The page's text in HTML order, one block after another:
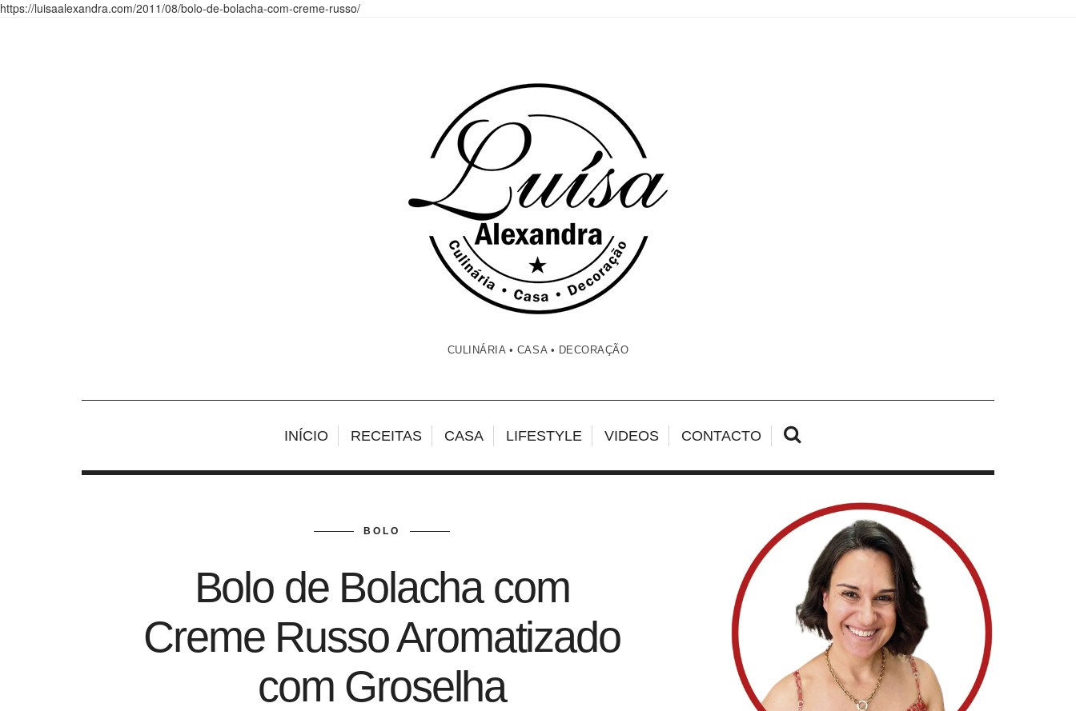
https://luisaalexandra.com/2011/08/bolo-de-bolacha-com-creme-russo/
CULINÁRIA • CASA • DECORAÇÃO
INÍCIO RECEITAS CASA LIFESTYLE VIDEOS CONTACTO
BOLO
Bolo de Bolacha com
Creme Russo Aromatizado
com Groselha